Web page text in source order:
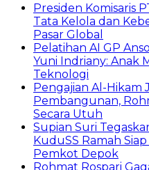
Presiden Komisaris
Tata Kelola dan
Pasar Global
Pelatihan AI GP
Yuni Indriany: Anak
Teknologi
Pengajian Al-Hikam
Pembangunan,
Secara Utuh
Supian Suri
KuduSS Ramah
Pemkot Depok
Rohmat Rospari